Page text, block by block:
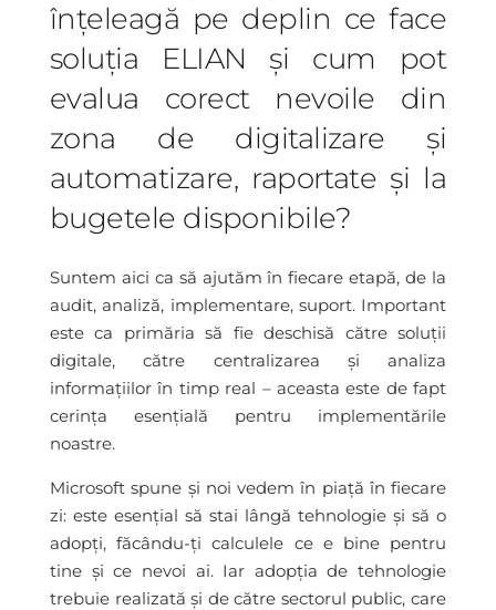
înțeleagă pe deplin ce face
soluția ELIAN și cum pot
evalua corect nevoile din
zona de digitalizare și
automatizare, raportate și la
bugetele disponibile?
Suntem aici ca să ajutăm în fiecare etapă, de la
audit, analiză, implementare, suport. Important
este ca primăria să fie deschisă către soluții
digitale, către centralizarea și analiza
informațiilor în timp real – aceasta este de fapt
cerința esențială pentru implementările
noastre.
Microsoft spune și noi vedem în piață în fiecare
zi: este esențial să stai lângă tehnologie și să o
adopți, făcându-ți calculele ce e bine pentru
tine și ce nevoi ai. Iar adopția de tehnologie
trebuie realizată și de către sectorul public, care